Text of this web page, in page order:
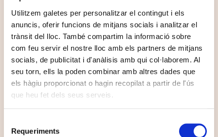
Utilitzem galetes per personalitzar el contingut i els
anuncis, oferir funcions de mitjans socials i analitzar el
trànsit del lloc. També compartim la informació sobre
com feu servir el nostre lloc amb els partners de mitjans
socials, de publicitat i d'anàlisis amb qui col·laborem. Al
seu torn, ells la poden combinar amb altres dades que
els hàgiu proporcionat o hagin recopilat a partir de l'ús
que heu fet dels seus serveis.
Requeriments